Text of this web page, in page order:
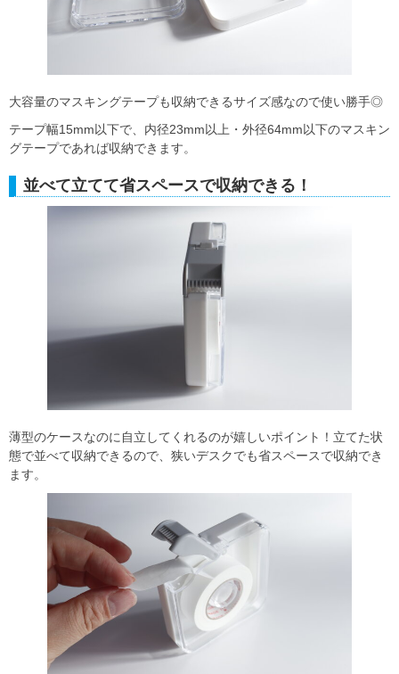
大容量のマスキングテープも収納できるサイズ感なので使い勝手◎
テープ幅15mm以下で、内径23mm以上・外径64mm以下のマスキン
グテープであれば収納できます。
並べて立てて省スペースで収納できる！
薄型のケースなのに自立してくれるのが嬉しいポイント！立てた状
態で並べて収納できるので、狭いデスクでも省スペースで収納でき
ます。